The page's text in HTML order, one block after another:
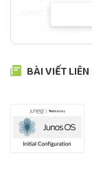
Junos Space
giao diện
phép quản lý và
cho từng
- Bảo vệ chống
SRX4200-
BÀI VIẾT